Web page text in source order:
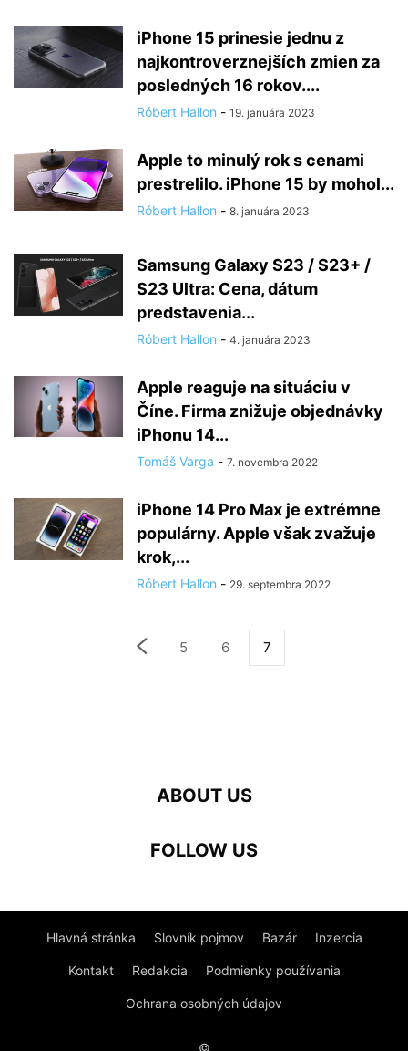
iPhone 15 prinesie jednu z
najkontroverznejších zmien za
posledných 16 rokov....
Róbert Hallon - 19. januára 2023
Apple to minulý rok s cenami
prestrelilo. iPhone 15 by mohol...
Róbert Hallon - 8. januára 2023
Samsung Galaxy S23 / S23+ /
S23 Ultra: Cena, dátum
predstavenia...
Róbert Hallon - 4. januára 2023
Apple reaguje na situáciu v
Číne. Firma znižuje objednávky
iPhonu 14...
Tomáš Varga - 7. novembra 2022
iPhone 14 Pro Max je extrémne
populárny. Apple však zvažuje
krok,...
Róbert Hallon - 29. septembra 2022
5 6 7
ABOUT US
FOLLOW US
Hlavná stránka Slovník pojmov Bazár Inzercia
Kontakt Redakcia Podmienky používania
Ochrana osobných údajov
©